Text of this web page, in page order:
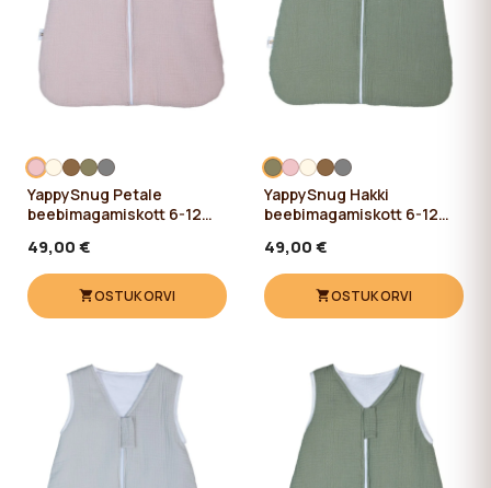
YappySnug Petale
beebimagamiskott 6-12
49,00 €
OSTUKORVI
YappySnug Hakki
beebimagamiskott 6-12
49,00 €
OSTUKORVI